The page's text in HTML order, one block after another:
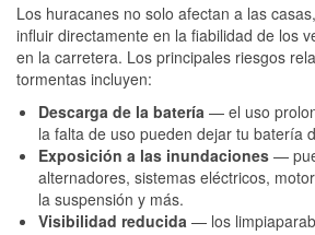
Los huracanes no solo afectan a las
influir directamente en la fiabilidad de los
en la carretera. Los principales riesgos
tormentas incluyen:
Descarga de la batería — el uso
la falta de uso pueden dejar tu batería
Exposición a las inundaciones —
alternadores, sistemas eléctricos,
la suspensión y más.
Visibilidad reducida — los